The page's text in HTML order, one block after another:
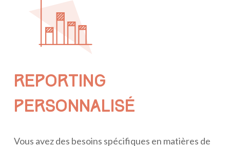
REPORTING
PERSONNALISÉ
Vous avez des besoins spécifiques en matières de